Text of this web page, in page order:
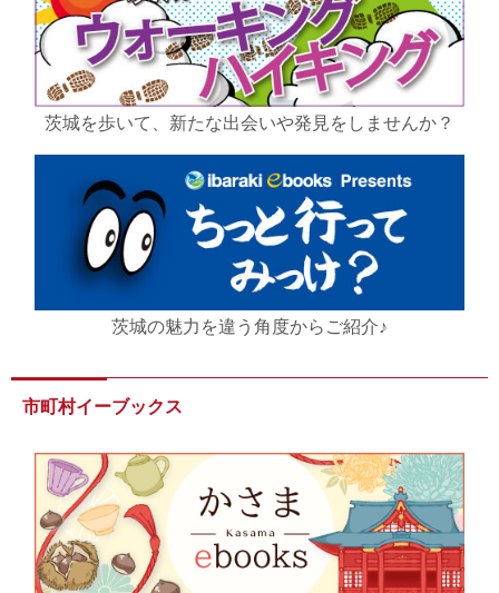
茨城を歩いて、新たな出会いや発見をしませんか？
茨城の魅力を違う角度からご紹介♪
市町村イーブックス